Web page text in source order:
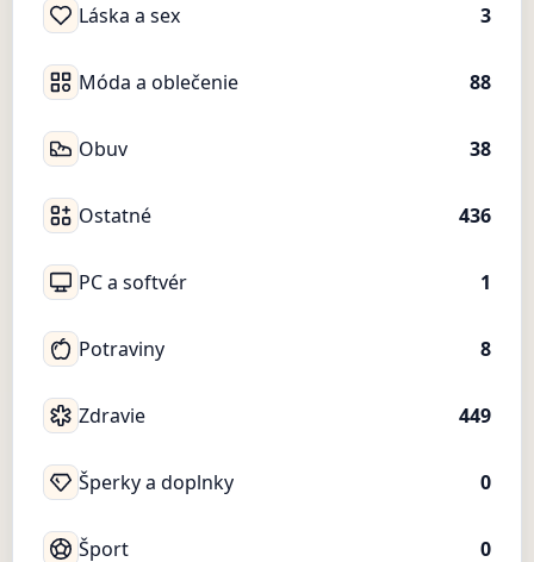
Láska a sex 3
Móda a oblečenie 88
Obuv 38
Ostatné 436
PC a softvér 1
Potraviny 8
Zdravie 449
Šperky a doplnky 0
Šport 0